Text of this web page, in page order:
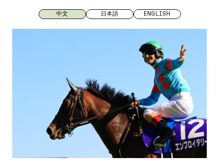
中文 日本語 ENGLISH